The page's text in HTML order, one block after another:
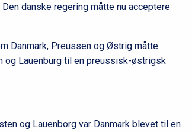
danske regering måtte nu acceptere
Danmark, Preussen og Østrig måtte
og Lauenburg til en preussisk-østrigsk
og Lauenborg var Danmark blevet til en